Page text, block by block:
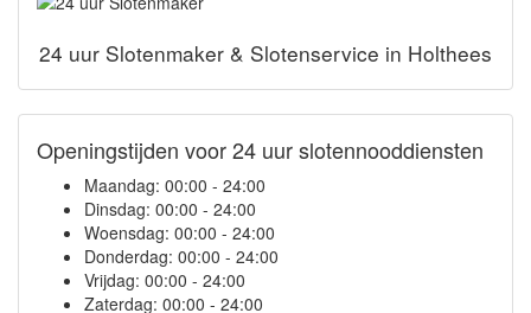
24 uur Slotenmaker & Slotenservice in Holthees
Openingstijden voor 24 uur slotennooddiensten
Maandag: 00:00 - 24:00
Dinsdag: 00:00 - 24:00
Woensdag: 00:00 - 24:00
Donderdag: 00:00 - 24:00
Vrijdag: 00:00 - 24:00
Zaterdag: 00:00 - 24:00